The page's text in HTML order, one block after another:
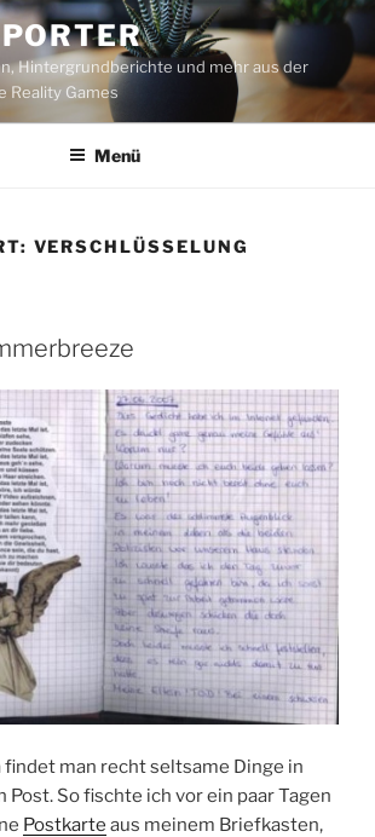
Hintergrundberichte und mehr aus der
Reality Games
Menü
VERSCHLÜSSELUNG
findet man recht seltsame Dinge in
So fischte ich vor ein paar Tagen
Postkarte aus meinem Briefkasten,